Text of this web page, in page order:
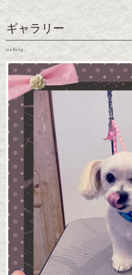
ギャラリー
Gallery